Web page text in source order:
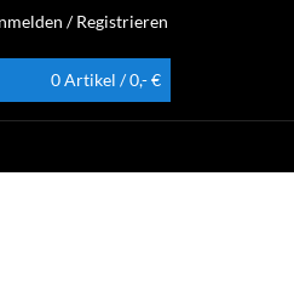
/ Registrieren
0 Artikel / 0,- €